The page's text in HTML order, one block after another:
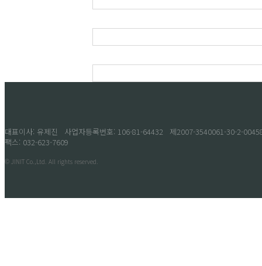
대표이사: 유제진 사업자등록번호: 106-81-64432
제2007-3540061-30-2-
팩스: 032-623-7609
© JINIT Co.,Ltd. All rights reserved.